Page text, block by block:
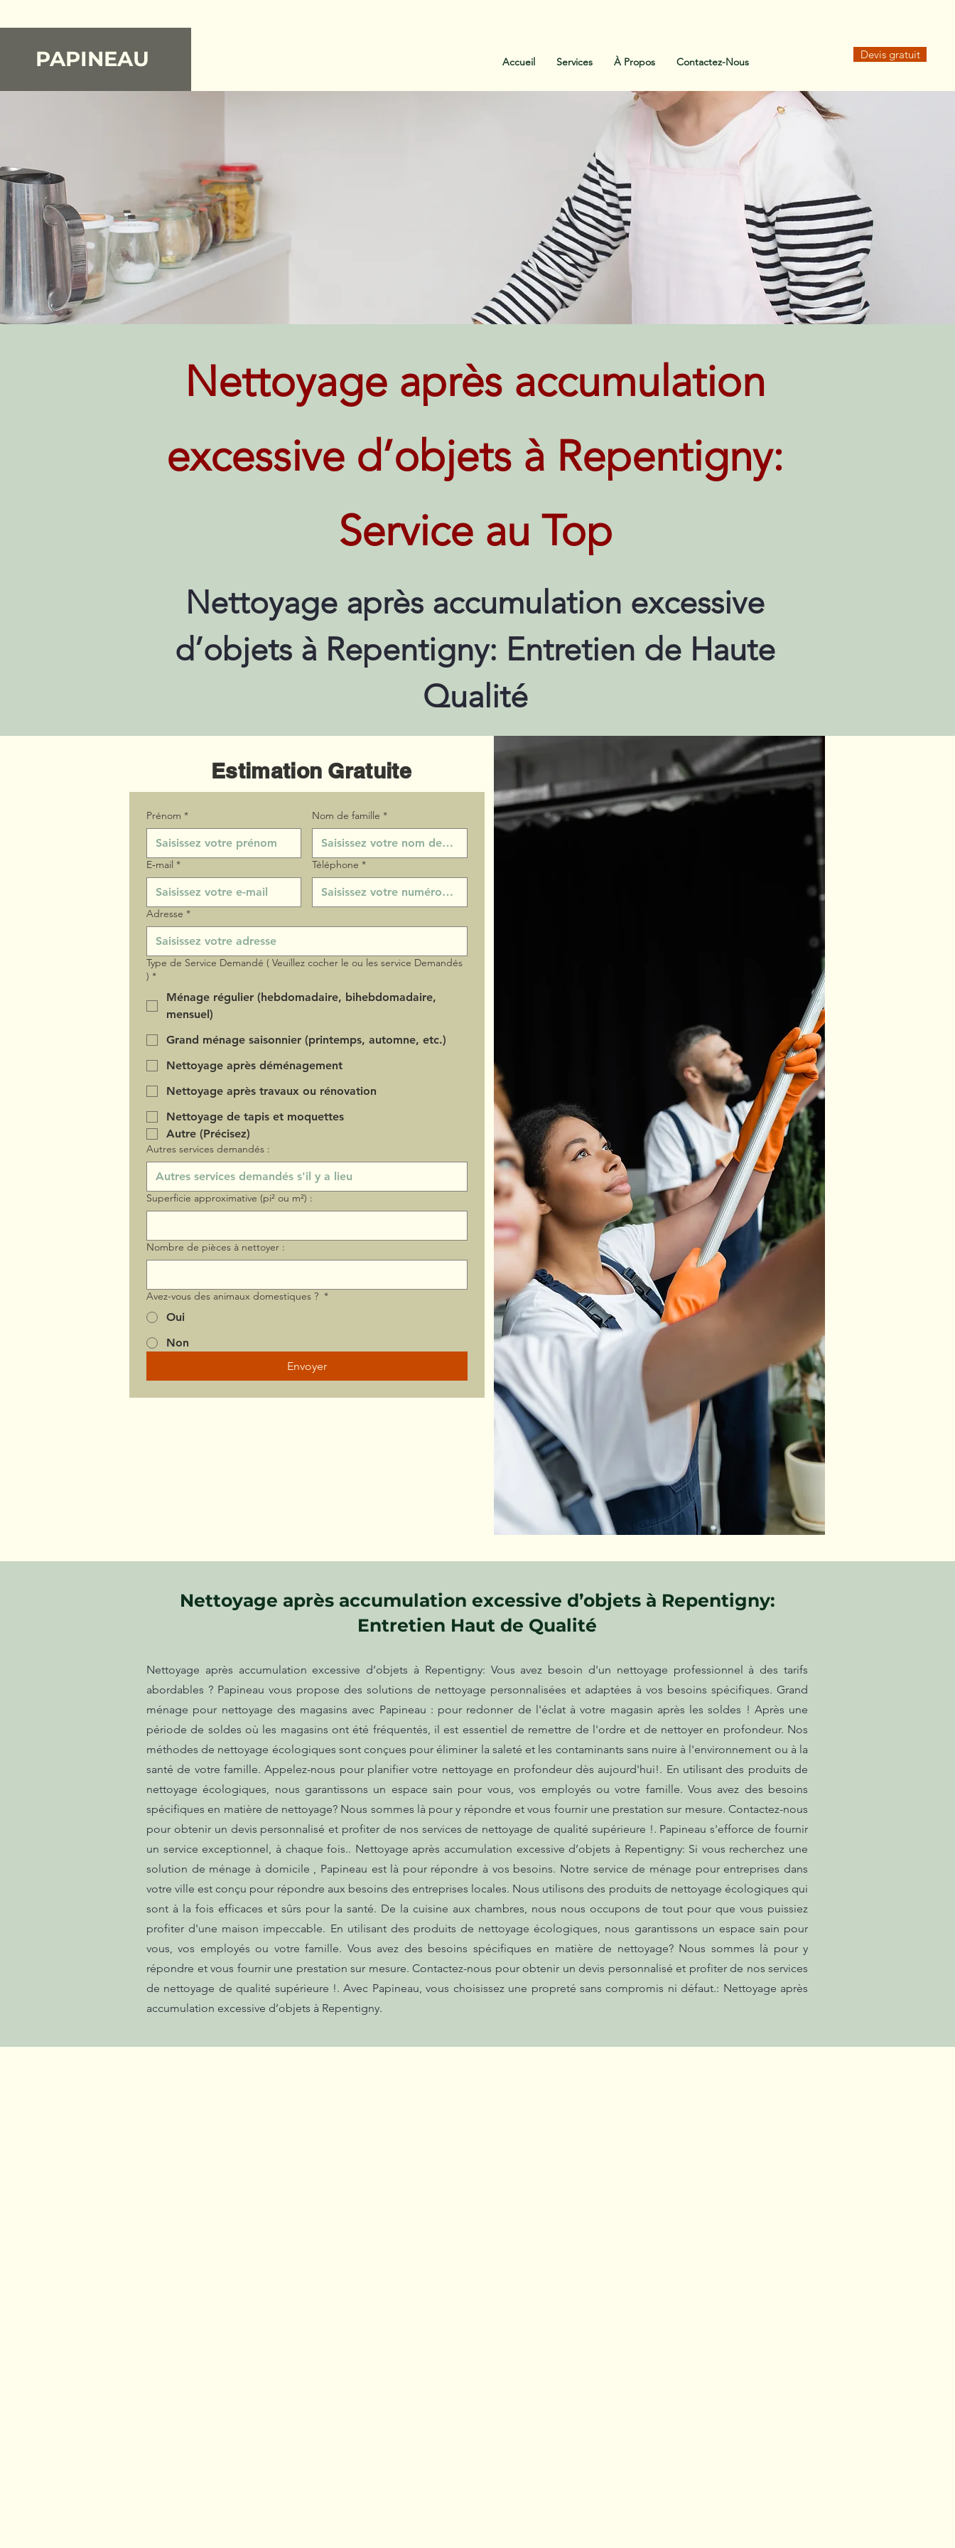
PAPINEAU Accueil Services À Propos Contactez-Nous
Devis gratuit
Nettoyage après accumulation
excessive d’objets à Repentigny:
Service au Top
Nettoyage après accumulation excessive
d’objets à Repentigny: Entretien de Haute
Qualité
Estimation Gratuite
Prénom * Nom de famille *
E‑mail * Téléphone *
Adresse *
Type de Service Demandé ( Veuillez cocher le ou les service Demandés
) *
Ménage régulier (hebdomadaire, bihebdomadaire,
mensuel)
Grand ménage saisonnier (printemps, automne, etc.)
Nettoyage après déménagement
Nettoyage après travaux ou rénovation
Nettoyage de tapis et moquettes
Autre (Précisez)
Autres services demandés :
Superficie approximative (pi² ou m²) :
Nombre de pièces à nettoyer :
Avez-vous des animaux domestiques ? *
Oui
Non
Envoyer
Nettoyage après accumulation excessive d’objets à Repentigny:
Entretien Haut de Qualité
Nettoyage après accumulation excessive d’objets à Repentigny: Vous avez besoin d'un nettoyage professionnel à des tarifs
abordables ? Papineau vous propose des solutions de nettoyage personnalisées et adaptées à vos besoins spécifiques. Grand
ménage pour nettoyage des magasins avec Papineau : pour redonner de l'éclat à votre magasin après les soldes ! Après une
période de soldes où les magasins ont été fréquentés, il est essentiel de remettre de l'ordre et de nettoyer en profondeur. Nos
méthodes de nettoyage écologiques sont conçues pour éliminer la saleté et les contaminants sans nuire à l'environnement ou à la
santé de votre famille. Appelez-nous pour planifier votre nettoyage en profondeur dès aujourd'hui!. En utilisant des produits de
nettoyage écologiques, nous garantissons un espace sain pour vous, vos employés ou votre famille. Vous avez des besoins
spécifiques en matière de nettoyage? Nous sommes là pour y répondre et vous fournir une prestation sur mesure. Contactez-nous
pour obtenir un devis personnalisé et profiter de nos services de nettoyage de qualité supérieure !. Papineau s'efforce de fournir
un service exceptionnel, à chaque fois.. Nettoyage après accumulation excessive d’objets à Repentigny: Si vous recherchez une
solution de ménage à domicile , Papineau est là pour répondre à vos besoins. Notre service de ménage pour entreprises dans
votre ville est conçu pour répondre aux besoins des entreprises locales. Nous utilisons des produits de nettoyage écologiques qui
sont à la fois efficaces et sûrs pour la santé. De la cuisine aux chambres, nous nous occupons de tout pour que vous puissiez
profiter d'une maison impeccable. En utilisant des produits de nettoyage écologiques, nous garantissons un espace sain pour
vous, vos employés ou votre famille. Vous avez des besoins spécifiques en matière de nettoyage? Nous sommes là pour y
répondre et vous fournir une prestation sur mesure. Contactez-nous pour obtenir un devis personnalisé et profiter de nos services
de nettoyage de qualité supérieure !. Avec Papineau, vous choisissez une propreté sans compromis ni défaut.: Nettoyage après
accumulation excessive d’objets à Repentigny.